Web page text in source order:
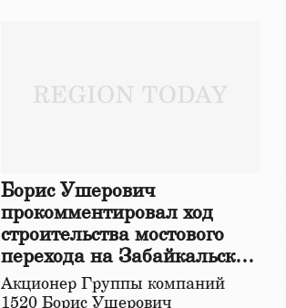
Борис Ушерович
прокомментировал ход
строительства мостового
перехода на Забайкальской
железной дороге
Акционер Группы компаний
1520 Борис Ушерович